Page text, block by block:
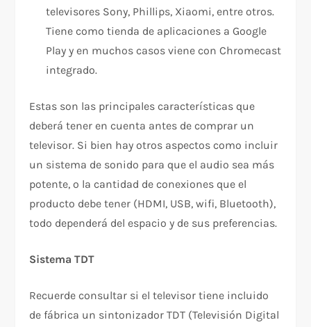
televisores Sony, Phillips, Xiaomi, entre otros.
Tiene como tienda de aplicaciones a Google
Play y en muchos casos viene con Chromecast
integrado.
Estas son las principales características que
deberá tener en cuenta antes de comprar un
televisor. Si bien hay otros aspectos como incluir
un sistema de sonido para que el audio sea más
potente, o la cantidad de conexiones que el
producto debe tener (HDMI, USB, wifi, Bluetooth),
todo dependerá del espacio y de sus preferencias.
Sistema TDT
Recuerde consultar si el televisor tiene incluido
de fábrica un sintonizador TDT (Televisión Digital